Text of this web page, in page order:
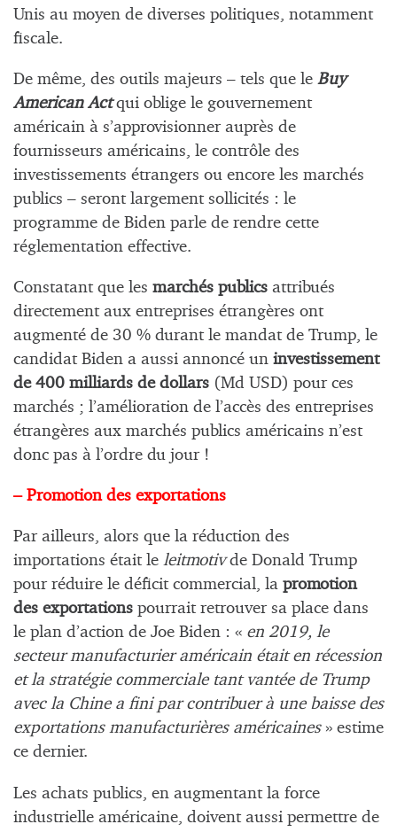
Unis au moyen de diverses politiques, notamment
fiscale.
De même, des outils majeurs – tels que le Buy
American Actqui oblige le gouvernement
américain à s’approvisionner auprès de
fournisseurs américains, le contrôle des
investissements étrangers ou encore les marchés
publics – seront largement sollicités : le
programme de Biden parle de rendre cette
réglementation effective.
Constatant que les marchés publics attribués
directement aux entreprises étrangères ont
augmenté de 30 % durant le mandat de Trump, le
candidat Biden a aussi annoncé un investissement
de 400 milliards de dollars (Md USD) pour ces
marchés ; l’amélioration de l’accès des entreprises
étrangères aux marchés publics américains n’est
donc pas à l’ordre du jour !
– Promotion des exportations
Par ailleurs, alors que la réduction des
importations était le leitmotivde Donald Trump
pour réduire le déficit commercial, la promotion
des exportations pourrait retrouver sa place dans
le plan d’action de Joe Biden : « en 2019, le
secteur manufacturier américain était en récession
et la stratégie commerciale tant vantée de Trump
avec la Chine a fini par contribuer à une baisse des
exportations manufacturières américaines » estime
ce dernier.
Les achats publics, en augmentant la force
industrielle américaine, doivent aussi permettre de